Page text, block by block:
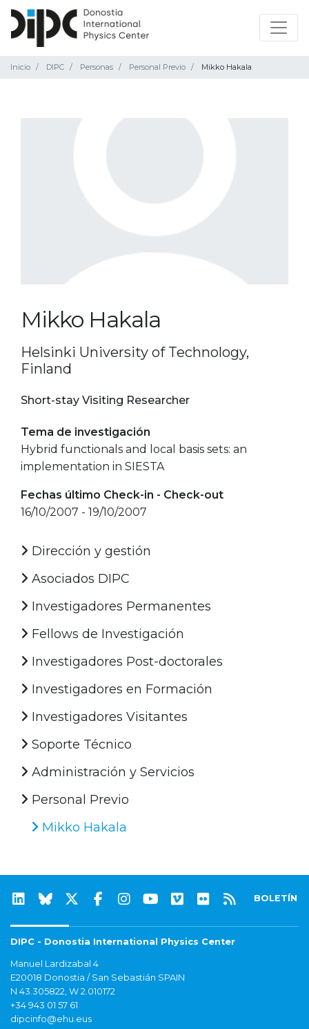
Inicio DIPC Personas Personal Previo Mikko Hakala
Mikko Hakala
Helsinki University of Technology,
Finland
Short-stay Visiting Researcher
Tema de investigación
Hybrid functionals and local basis sets: an
implementation in SIESTA
Fechas último Check-in - Check-out
16/10/2007 - 19/10/2007
Dirección y gestión
Asociados DIPC
Investigadores Permanentes
Fellows de Investigación
Investigadores Post-doctorales
Investigadores en Formación
Investigadores Visitantes
Soporte Técnico
Administración y Servicios
Personal Previo
Mikko Hakala
BOLETÍN
DIPC - Donostia International Physics Center
Manuel Lardizabal 4
E20018 Donostia / San Sebastián SPAIN
N 43.305822, W 2.010172
+34 943 01 57 61
dipcinfo@ehu.eus